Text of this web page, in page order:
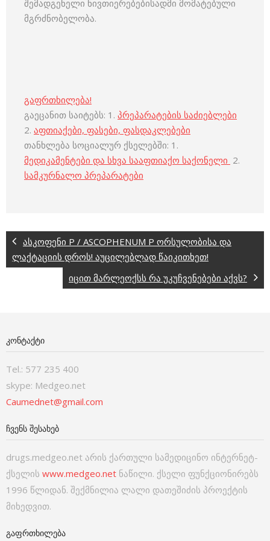
შემადგენელი ნივთიერებებისადმი მომატებული
მგრძნობელობა.
გაფრთხილება!
გაეცანით საიტებს: 1. პრეპარატების საძიებლები
2. აფთიაქები, ფასები, ფასდაკლებები
თანხლება სოციალურ ქსელებში: 1.
მედიკამენტები და სხვა სააფთიაქო საქონელი 2.
სამკურნალო პრეპარატები
ასკოფენი P / ASCOPHENUM P ორსულობისა და
ლაქტაციის დროს! აუცილებლად წაიკითხეთ!
იცით მარლეოქსს რა უკუჩვენებები აქვს?
ᲙᲝᲜᲢᲐᲥᲢᲘ
Tel.: 577 235 400
skype: Medgeo.net
Caumednet@gmail.com
ᲩᲕᲔᲜᲡ ᲨᲔᲡᲐᲮᲔᲑ
drugs.medgeo.net არის ქართული სამედიცინო ინტერნეტ-
ქსელის www.medgeo.net ნაწილი. ქსელი ფუნქციონირებს
1996 წლიდან. შექმნილია ლალი დათეშიძის პროექტის
მიხედვით.
ᲒᲐᲤᲠᲗᲮᲘᲚᲔᲑᲐ